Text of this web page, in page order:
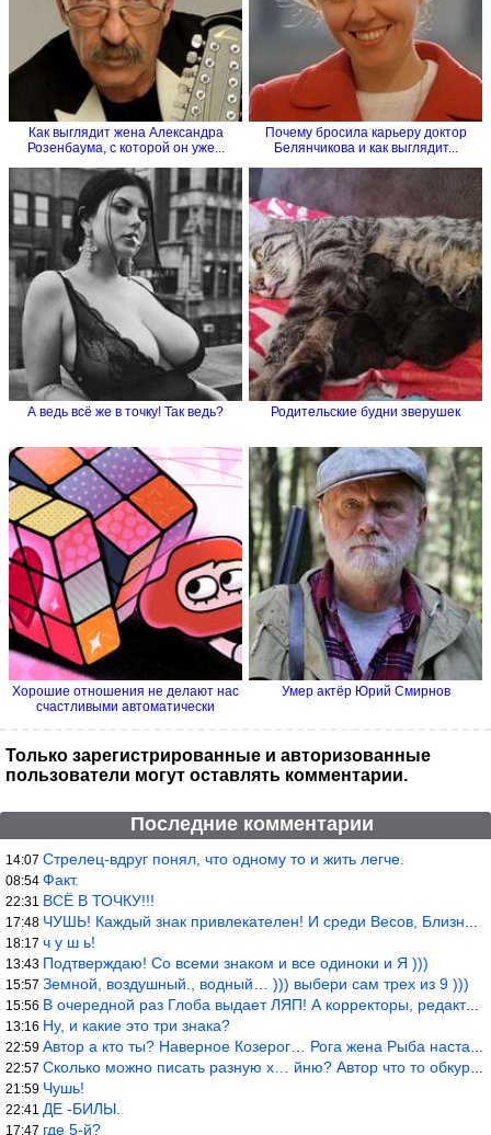
Как выглядит жена Александра
Розенбаума, с которой он уже...
Почему бросила карьеру доктор
Белянчикова и как выглядит...
А ведь всё же в точку! Так ведь? Родительские будни зверушек
Хорошие отношения не делают нас
счастливыми автоматически
Умер актёр Юрий Смирнов
Только зарегистрированные и авторизованные
пользователи могут оставлять комментарии.
Последние комментарии
14:07 Стрелец-вдруг понял, что одному то и жить легче.
08:54 Факт.
22:31 ВСЁ В ТОЧКУ!!!
17:48 ЧУШЬ! Каждый знак привлекателен! И среди Весов, Близнецов встреч
18:17 ч у ш ь!
13:43 Подтверждаю! Со всеми знаком и все одиноки и Я )))
15:57 Земной, воздушный., водный… ))) выбери сам трех из 9 )))
15:56 В очередной раз Глоба выдает ЛЯП! А корректоры, редакторы пропус
13:16 Ну, и какие это три знака?
22:59 Автор а кто ты? Наверное Козерог… Рога жена Рыба наставила ))
22:57 Сколько можно писать разную х… йню? Автор что то обкурился?
21:59 Чушь!
22:41 ДЕ -БИЛЫ.
17:47 где 5-й?